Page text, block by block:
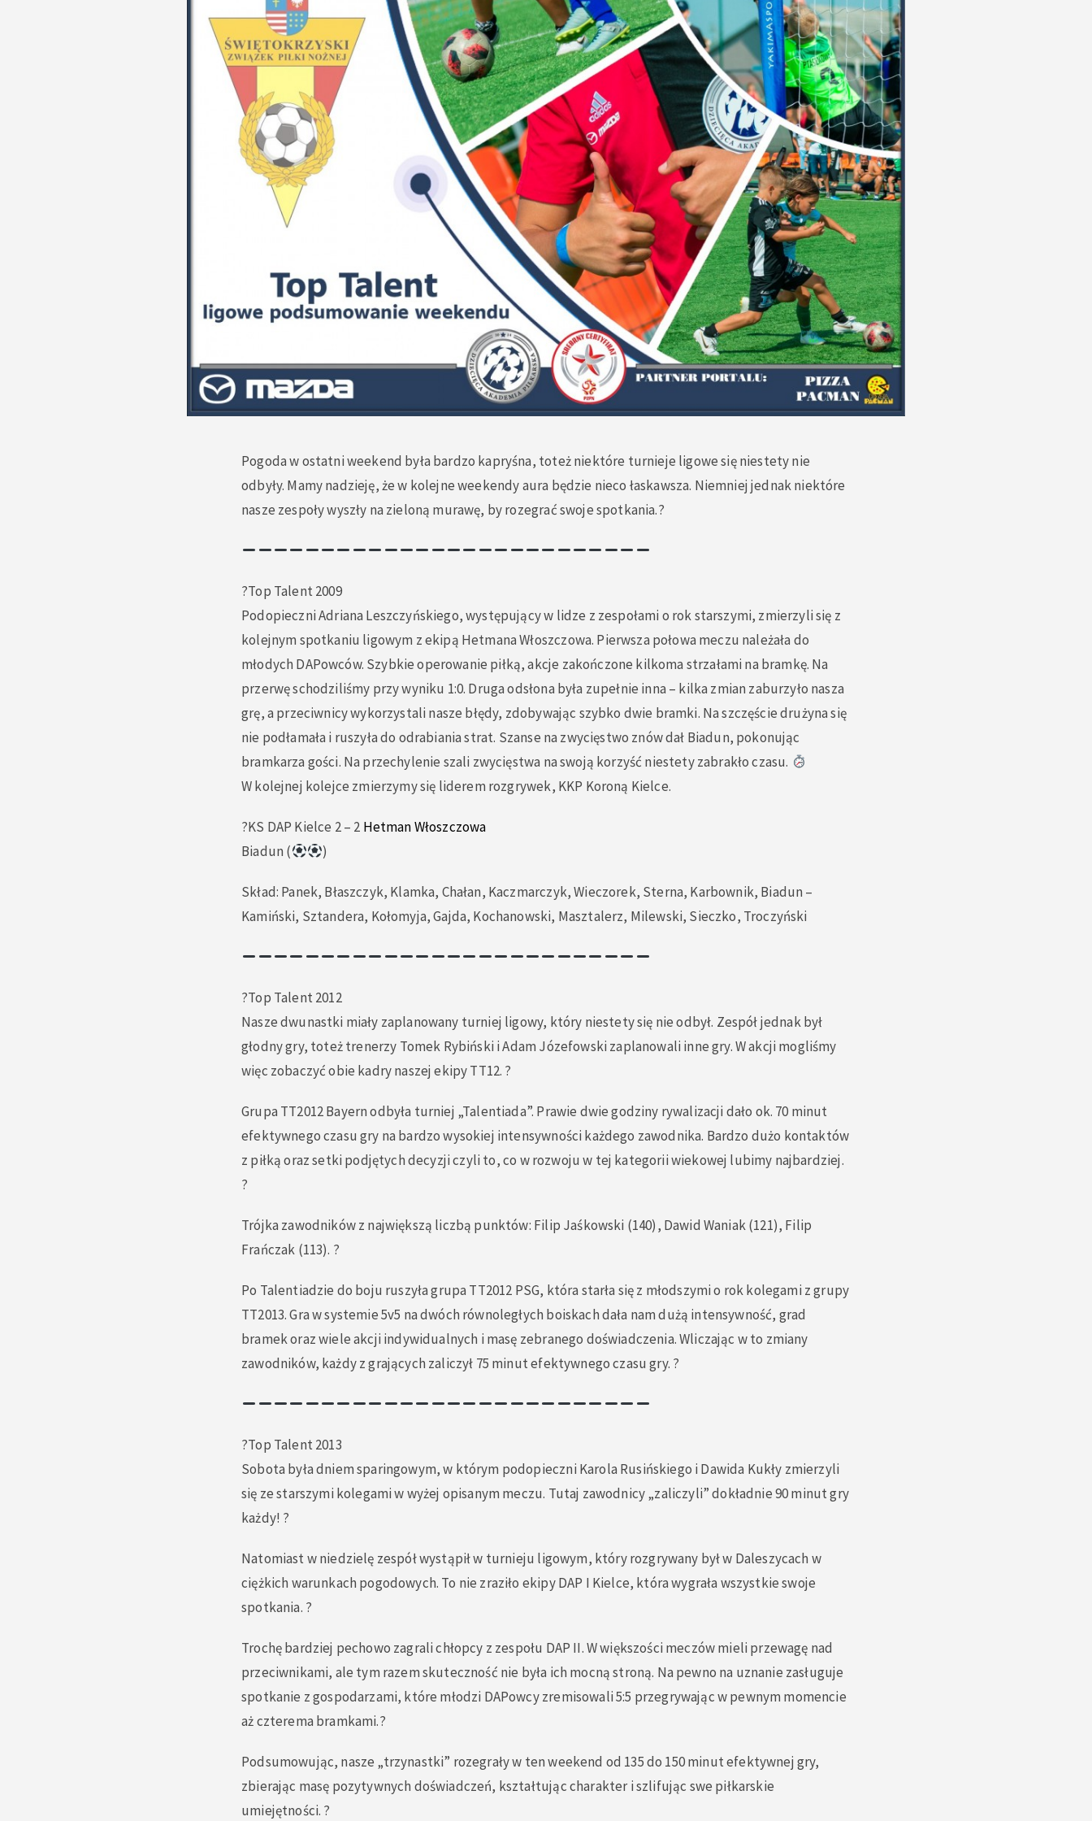
Pogoda w ostatni weekend była bardzo kapryśna, toteż niektóre turnieje ligowe się niestety nie
odbyły. Mamy nadzieję, że w kolejne weekendy aura będzie nieco łaskawsza. Niemniej jednak niektóre
nasze zespoły wyszły na zieloną murawę, by rozegrać swoje spotkania.?
?Top Talent 2009
Podopieczni Adriana Leszczyńskiego, występujący w lidze z zespołami o rok starszymi, zmierzyli się z
kolejnym spotkaniu ligowym z ekipą Hetmana Włoszczowa. Pierwsza połowa meczu należała do
młodych DAPowców. Szybkie operowanie piłką, akcje zakończone kilkoma strzałami na bramkę. Na
przerwę schodziliśmy przy wyniku 1:0. Druga odsłona była zupełnie inna – kilka zmian zaburzyło nasza
grę, a przeciwnicy wykorzystali nasze błędy, zdobywając szybko dwie bramki. Na szczęście drużyna się
nie podłamała i ruszyła do odrabiania strat. Szanse na zwycięstwo znów dał Biadun, pokonując
bramkarza gości. Na przechylenie szali zwycięstwa na swoją korzyść niestety zabrakło czasu.
W kolejnej kolejce zmierzymy się liderem rozgrywek, KKP Koroną Kielce.
?KS DAP Kielce 2 – 2 Hetman Włoszczowa
Biadun (
)
Skład: Panek, Błaszczyk, Klamka, Chałan, Kaczmarczyk, Wieczorek, Sterna, Karbownik, Biadun –
Kamiński, Sztandera, Kołomyja, Gajda, Kochanowski, Masztalerz, Milewski, Sieczko, Troczyński
?Top Talent 2012
Nasze dwunastki miały zaplanowany turniej ligowy, który niestety się nie odbył. Zespół jednak był
głodny gry, toteż trenerzy Tomek Rybiński i Adam Józefowski zaplanowali inne gry. W akcji mogliśmy
więc zobaczyć obie kadry naszej ekipy TT12. ?
Grupa TT2012 Bayern odbyła turniej „Talentiada”. Prawie dwie godziny rywalizacji dało ok. 70 minut
efektywnego czasu gry na bardzo wysokiej intensywności każdego zawodnika. Bardzo dużo kontaktów
z piłką oraz setki podjętych decyzji czyli to, co w rozwoju w tej kategorii wiekowej lubimy najbardziej.
?
Trójka zawodników z największą liczbą punktów: Filip Jaśkowski (140), Dawid Waniak (121), Filip
Frańczak (113). ?
Po Talentiadzie do boju ruszyła grupa TT2012 PSG, która starła się z młodszymi o rok kolegami z grupy
TT2013. Gra w systemie 5v5 na dwóch równoległych boiskach dała nam dużą intensywność, grad
bramek oraz wiele akcji indywidualnych i masę zebranego doświadczenia. Wliczając w to zmiany
zawodników, każdy z grających zaliczył 75 minut efektywnego czasu gry. ?
?Top Talent 2013
Sobota była dniem sparingowym, w którym podopieczni Karola Rusińskiego i Dawida Kukły zmierzyli
się ze starszymi kolegami w wyżej opisanym meczu. Tutaj zawodnicy „zaliczyli” dokładnie 90 minut gry
każdy! ?
Natomiast w niedzielę zespół wystąpił w turnieju ligowym, który rozgrywany był w Daleszycach w
ciężkich warunkach pogodowych. To nie zraziło ekipy DAP I Kielce, która wygrała wszystkie swoje
spotkania. ?
Trochę bardziej pechowo zagrali chłopcy z zespołu DAP II. W większości meczów mieli przewagę nad
przeciwnikami, ale tym razem skuteczność nie była ich mocną stroną. Na pewno na uznanie zasługuje
spotkanie z gospodarzami, które młodzi DAPowcy zremisowali 5:5 przegrywając w pewnym momencie
aż czterema bramkami.?
Podsumowując, nasze „trzynastki” rozegrały w ten weekend od 135 do 150 minut efektywnej gry,
zbierając masę pozytywnych doświadczeń, kształtując charakter i szlifując swe piłkarskie
umiejętności. ?